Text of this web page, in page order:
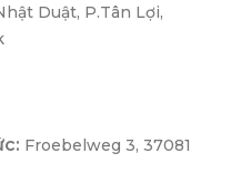
Duật, P.Tân Lợi,
Froebelweg 3, 37081